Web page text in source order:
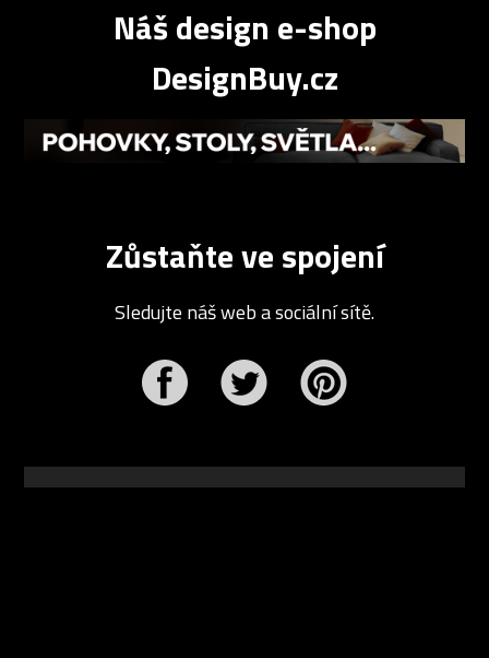
Náš design e-shop
DesignBuy.cz
Zůstaňte ve spojení
Sledujte náš web a sociální sítě.